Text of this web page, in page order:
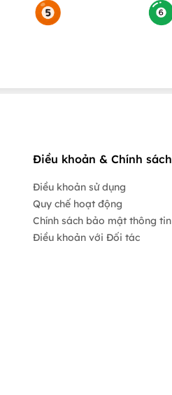
Điều khoản & Chính sách
Điều khoản sử dụng
Quy chế hoạt động
Chính sách bảo mật thông tin
Điều khoản với Đối tác